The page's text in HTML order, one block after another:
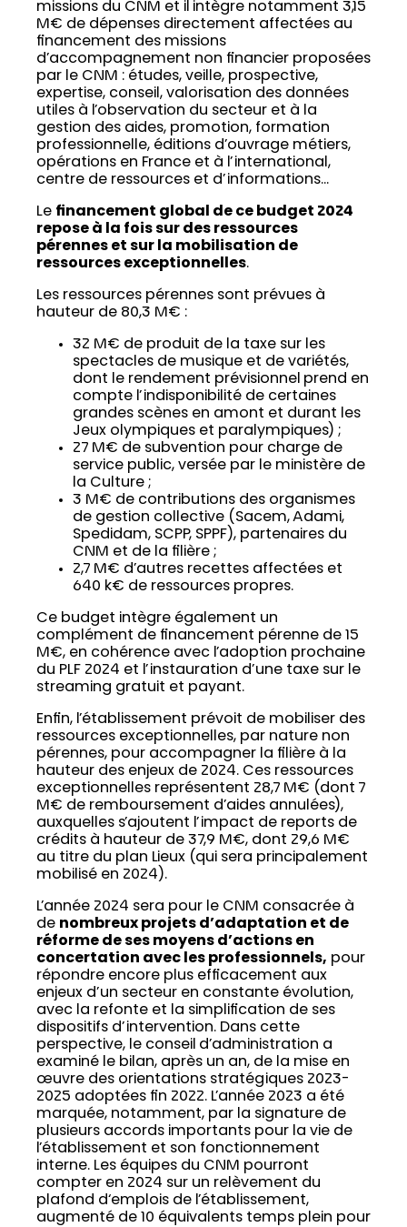
missions du CNM et il intègre notamment 3,15
M€ de dépenses directement affectées au
financement des missions
d’accompagnement non financier proposées
par le CNM : études, veille, prospective,
expertise, conseil, valorisation des données
utiles à l’observation du secteur et à la
gestion des aides, promotion, formation
professionnelle, éditions d’ouvrage métiers,
opérations en France et à l’international,
centre de ressources et d’informations…
Le financement global de ce budget 2024
repose à la fois sur des ressources
pérennes et sur la mobilisation de
ressources exceptionnelles.
Les ressources pérennes sont prévues à
hauteur de 80,3 M€ :
32 M€ de produit de la taxe sur les
spectacles de musique et de variétés,
dont le rendement prévisionnel prend en
compte l’indisponibilité de certaines
grandes scènes en amont et durant les
Jeux olympiques et paralympiques) ;
27 M€ de subvention pour charge de
service public, versée par le ministère de
la Culture ;
3 M€ de contributions des organismes
de gestion collective (Sacem, Adami,
Spedidam, SCPP, SPPF), partenaires du
CNM et de la filière ;
2,7 M€ d’autres recettes affectées et
640 k€ de ressources propres.
Ce budget intègre également un
complément de financement pérenne de 15
M€, en cohérence avec l’adoption prochaine
du PLF 2024 et l’instauration d’une taxe sur le
streaming gratuit et payant.
Enfin, l’établissement prévoit de mobiliser des
ressources exceptionnelles, par nature non
pérennes, pour accompagner la filière à la
hauteur des enjeux de 2024. Ces ressources
exceptionnelles représentent 28,7 M€ (dont 7
M€ de remboursement d’aides annulées),
auxquelles s’ajoutent l’impact de reports de
crédits à hauteur de 37,9 M€, dont 29,6 M€
au titre du plan Lieux (qui sera principalement
mobilisé en 2024).
L’année 2024 sera pour le CNM consacrée à
de nombreux projets d’adaptation et de
réforme de ses moyens d’actions en
concertation avec les professionnels, pour
répondre encore plus efficacement aux
enjeux d’un secteur en constante évolution,
avec la refonte et la simplification de ses
dispositifs d’intervention. Dans cette
perspective, le conseil d’administration a
examiné le bilan, après un an, de la mise en
œuvre des orientations stratégiques 2023-
2025 adoptées fin 2022. L’année 2023 a été
marquée, notamment, par la signature de
plusieurs accords importants pour la vie de
l’établissement et son fonctionnement
interne. Les équipes du CNM pourront
compter en 2024 sur un relèvement du
plafond d‘emplois de l’établissement,
augmenté de 10 équivalents temps plein pour